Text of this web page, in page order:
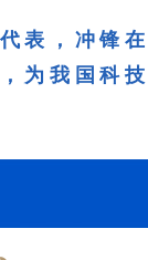
表，冲锋
为我国科